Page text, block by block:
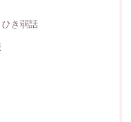
き弱話